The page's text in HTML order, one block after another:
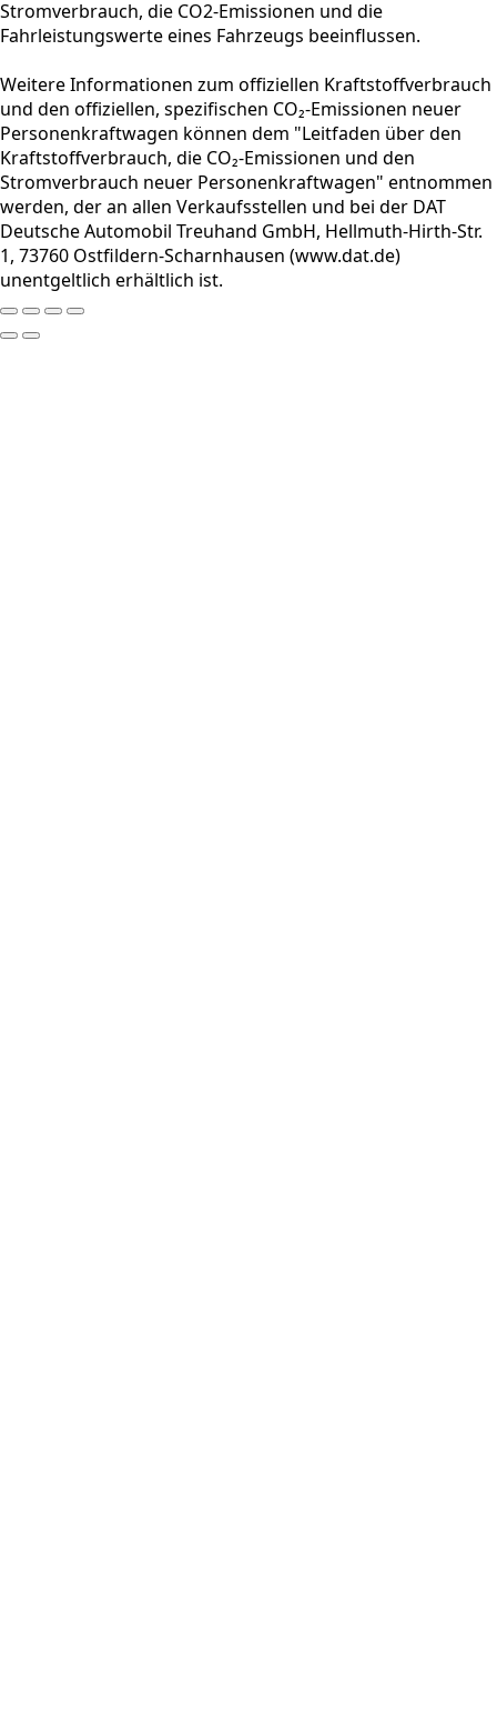
Stromverbrauch, die CO2-Emissionen und die
Fahrleistungswerte eines Fahrzeugs beeinflussen.
Weitere Informationen zum offiziellen Kraftstoffverbrauch
und den offiziellen, spezifischen CO₂-Emissionen neuer
Personenkraftwagen können dem "Leitfaden über den
Kraftstoffverbrauch, die CO₂-Emissionen und den
Stromverbrauch neuer Personenkraftwagen" entnommen
werden, der an allen Verkaufsstellen und bei der DAT
Deutsche Automobil Treuhand GmbH, Hellmuth-Hirth-Str.
1, 73760 Ostfildern-Scharnhausen (www.dat.de)
unentgeltlich erhältlich ist.